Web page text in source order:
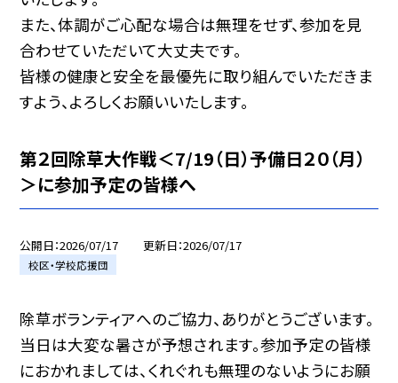
また、体調がご心配な場合は無理をせず、参加を見
合わせていただいて大丈夫です。
皆様の健康と安全を最優先に取り組んでいただきま
すよう、よろしくお願いいたします。
第２回除草大作戦＜7/19（日）予備日２０（月）
＞に参加予定の皆様へ
公開日 2026/07/17 更新日 2026/07/17
校区・学校応援団
除草ボランティアへのご協力、ありがとうございます。
当日は大変な暑さが予想されます。参加予定の皆様
におかれましては、くれぐれも無理のないようにお願